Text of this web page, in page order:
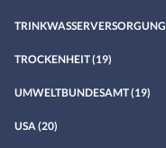
TRINKWASSERVERSORGUNG
TROCKENHEIT(19)
UMWELTBUNDESAMT(19)
USA (20)